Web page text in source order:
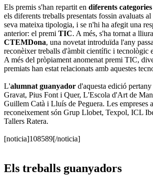
Els premis s'han repartit en diferents categories
els diferents treballs presentats fossin avaluats
seva mateixa tipologia, i se n'hi ha afegit una
anterior: el premi TIC. A més, s'ha tornat a
CTEMDona, una novetat introduïda l'any
reconèixer treballs d'àmbit científic i tecnològic
A més del pròpiament anomenat premi TIC,
premiats han estat relacionats amb aquestes
L'alumnat guanyador d'aquesta edició
Gravat, Pius Font i Quer, L'Escola d'Art de
Guillem Catà i Lluís de Peguera. Les empreses
reconeixement són Grup Llobet, Texpol, ICL
Tallers Ratera.
[noticia]108589[/noticia]
Els treballs guanyadors